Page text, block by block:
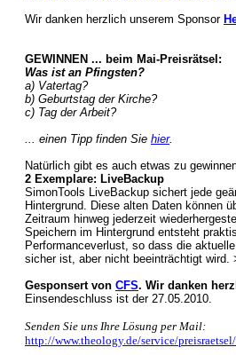
Wir danken herzlich unserem Sponsor
GEWINNEN ... beim Mai-Preisrätsel:
Was ist an Pfingsten?
a) Vatertag?
b) Geburtstag der Kirche?
c) Tag der Arbeit?
... einen Tipp finden Sie hier.
Natürlich gibt es auch etwas zu
2 Exemplare: LiveBackup
SimonTools LiveBackup sichert jede
Hintergrund. Diese alten Daten können
Zeitraum hinweg jederzeit
Speichern im Hintergrund entsteht
Performanceverlust, so dass die
sicher ist, aber nicht beeinträchtigt wird.
Gesponsert von CFS. Wir danken
Einsendeschluss ist der 27.05.2010.
Senden Sie uns Ihre Lösung per Mail:
http://www.theology.de/service/